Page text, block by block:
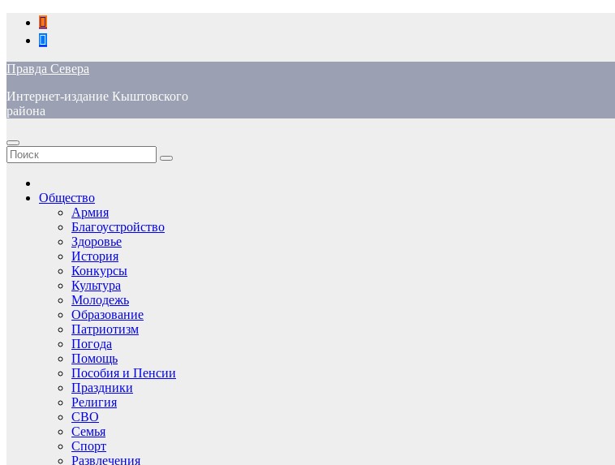
Перейти
содержимому
Правда Севера
Интернет-издание Кыштовского
района
Общество
Армия
Благоустройство
Здоровье
История
Конкурсы
Культура
Молодежь
Образование
Патриотизм
Погода
Помощь
Пособия и Пенсии
Праздники
Религия
СВО
Семья
Спорт
Развлечения